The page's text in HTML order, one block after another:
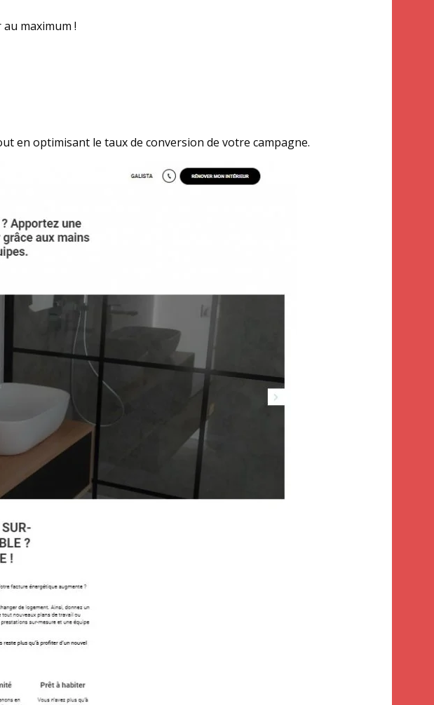
maximum !
en optimisant le taux de conversion de votre campagne.